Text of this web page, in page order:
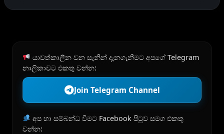
යාවත්කාලීන වන සැනින් දැනගැනීමට අපගේ Telegram
නාලිකාවට එකතු වන්න:
Join Telegram Channel
අප හා සම්බන්ධ වීමට Facebook පිටුව සමග එකතු
වන්න: